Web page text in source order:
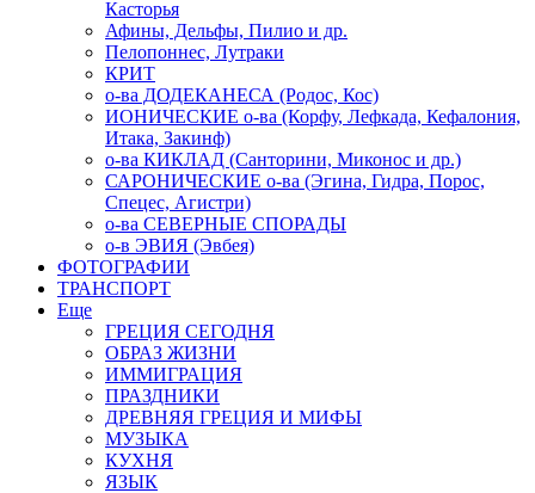
Касторья
Афины, Дельфы, Пилио и др.
Пелопоннес, Лутраки
КРИТ
о-ва ДОДЕКАНЕСА (Родос, Кос)
ИОНИЧЕСКИЕ о-ва (Корфу, Лефкада, Кефалония,
Итака, Закинф)
о-ва КИКЛАД (Санторини, Миконос и др.)
САРОНИЧЕСКИЕ о-ва (Эгина, Гидра, Порос,
Спецес, Агистри)
о-ва СЕВЕРНЫЕ СПОРАДЫ
о-в ЭВИЯ (Эвбея)
ФОТОГРАФИИ
ТРАНСПОРТ
Еще
ГРЕЦИЯ СЕГОДНЯ
ОБРАЗ ЖИЗНИ
ИММИГРАЦИЯ
ПРАЗДНИКИ
ДРЕВНЯЯ ГРЕЦИЯ И МИФЫ
МУЗЫКА
КУХНЯ
ЯЗЫК